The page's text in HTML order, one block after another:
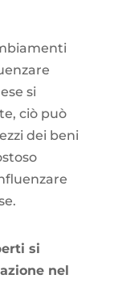
si
ciò può
dei beni
si
nel